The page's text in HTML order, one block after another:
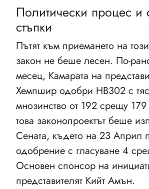
Политически процес
стъпки
Пътят към приемането на
закон не беше лесен. По-
месец, Камарата на
Хемпшир одобри HB302 с
мнозинство от 192 срещу
това законопроектът беше
Сената, където на 23 Април
одобрение с гласуване 4
Основен спонсор на
представителят Кийт Амън.